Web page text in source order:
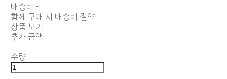
배송비 -
함께 구매 시 배송비 절약
상품 보기
추가 금액
수량